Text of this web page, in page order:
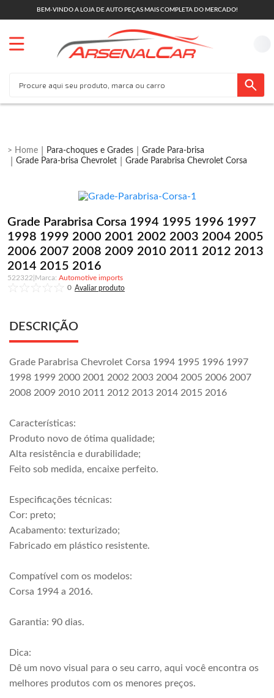
BEM-VINDO A LOJA DE AUTO PEÇAS MAIS COMPLETA DO MERCADO!
Para-choques e Grades
Grade Para-brisa
Grade Para-brisa Chevrolet
Grade Parabrisa Chevrolet Corsa
Grade Parabrisa Corsa 1994 1995 1996 1997
1998 1999 2000 2001 2002 2003 2004 2005
2006 2007 2008 2009 2010 2011 2012 2013
2014 2015 2016
522322
Automotive imports
0
DESCRIÇÃO
Grade Parabrisa Chevrolet Corsa 1994 1995 1996 1997
1998 1999 2000 2001 2002 2003 2004 2005 2006 2007
2008 2009 2010 2011 2012 2013 2014 2015 2016
Características:
Produto novo de ótima qualidade;
Alta resistência e durabilidade;
Feito sob medida, encaixe perfeito.
Especificações técnicas:
Cor: preto;
Acabamento: texturizado;
Fabricado em plástico resistente.
Compatível com os modelos:
Corsa 1994 a 2016.
Garantia: 90 dias.
Dica:
Dê um novo visual para o seu carro, aqui você encontra os
melhores produtos com os menores preços.